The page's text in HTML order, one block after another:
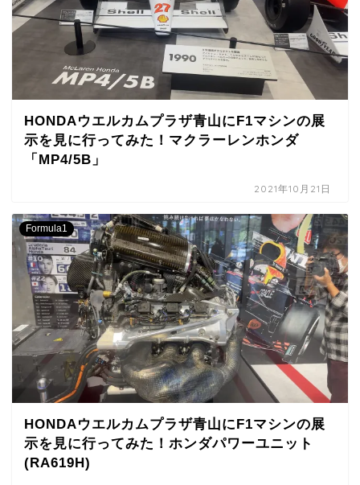
HONDAウエルカムプラザ青山にF1マシンの展
示を見に行ってみた！マクラーレンホンダ
「MP4/5B」
2021年10月21日
Formula1
HONDAウエルカムプラザ青山にF1マシンの展
示を見に行ってみた！ホンダパワーユニット
(RA619H)